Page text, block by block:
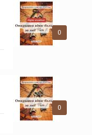
0
0